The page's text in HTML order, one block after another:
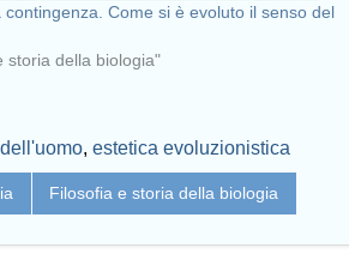
contingenza. Come si è evoluto il senso del
storia della biologia"
, estetica evoluzionistica
Filosofia e storia della biologia